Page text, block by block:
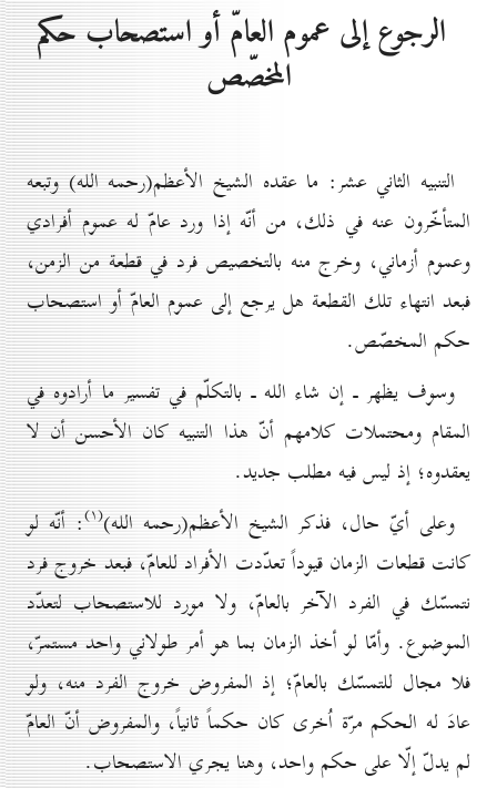
الرجوع إلى عموم العامّ أو استصحاب حكم
المخصّص
التنبيه الثاني عشر: ما عقده الشيخ الأعظم(رحمه الله) وتبعه
المتأخّرون عنه في ذلك، من أنّه إذا ورد عامّ له عموم أفرادي
وعموم أزماني، وخرج منه بالتخصيص فرد في قطعة من الزمن،
فبعد انتهاء تلك القطعة هل يرجع إلى عموم العامّ أو استصحاب
حكم المخصّص.
وسوف يظهر ـ إن شاء الله ـ بالتكلّم في تفسير ما أرادوه في
المقام ومحتملات كلامهم أنّ هذا التنبيه كان الأحسن أن لا
يعقدوه؛ إذ ليس فيه مطلب جديد.
وعلى أيّ حال، فذكر الشيخ الأعظم(رحمه الله)(۱) : أنّه لو
كانت قطعات الزمان قيوداً تعدّدت الأفراد للعامّ، فبعد خروج فرد
نتمسّك في الفرد الآخر بالعامّ، ولا مورد للاستصحاب لتعدّد
الموضوع. وأمّا لو أخذ الزمان بما هو أمر طولاني واحد مستمرّ،
فلا مجال للتمسّك بالعامّ؛ إذ المفروض خروج الفرد منه، ولو
عادَ له الحكم مرّة اُخرى كان حكماً ثانياً، والمفروض أنّ العامّ
لم يدلّ إلّا على حكم واحد، وهنا يجري الاستصحاب.